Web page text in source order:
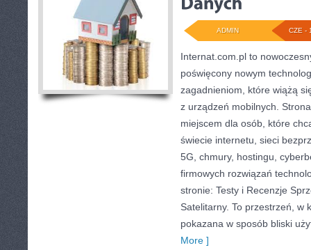
CZE -
ADMIN
Internat.com.pl to
poświęcony nowym
zagadnieniom, które wiążą
z urządzeń mobilnych.
miejscem dla osób, które
świecie internetu, sieci
5G, chmury, hostingu,
firmowych rozwiązań
stronie: Testy i Recenzje
Satelitarny. To przestrzeń, w
pokazana w sposób bliski
More ]